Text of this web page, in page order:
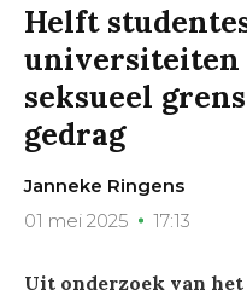
Helft
universiteiten
seksueel
gedrag
Janneke Ringens
01 mei 2025
17:13
Uit onderzoek van